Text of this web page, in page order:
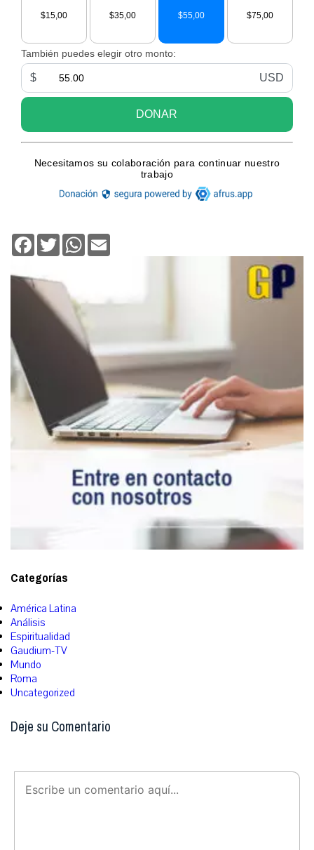
Facebook
TwitterWhatsApp
Categorías
América Latina
Análisis
Espiritualidad
Gaudium-TV
Mundo
Roma
Uncategorized
Deje su Comentario